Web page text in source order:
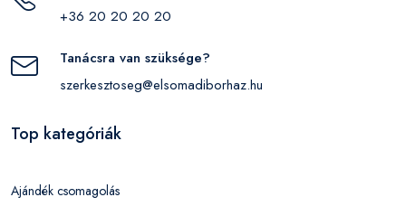
+36 20 20 20 20
Tanácsra van szüksége?
szerkesztoseg@elsomadiborhaz.hu
Top kategóriák
Ajándék csomagolás